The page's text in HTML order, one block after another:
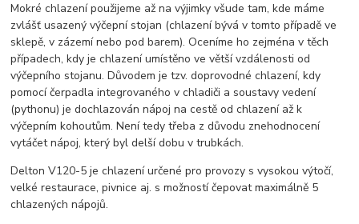
Mokré chlazení použijeme až na výjimky všude tam, kde máme
zvlášť usazený výčepní stojan (chlazení bývá v tomto případě ve
sklepě, v zázemí nebo pod barem). Oceníme ho zejména v těch
případech, kdy je chlazení umístěno ve větší vzdálenosti od
výčepního stojanu. Důvodem je tzv. doprovodné chlazení, kdy
pomocí čerpadla integrovaného v chladiči a soustavy vedení
(pythonu) je dochlazován nápoj na cestě od chlazení až k
výčepním kohoutům. Není tedy třeba z důvodu znehodnocení
vytáčet nápoj, který byl delší dobu v trubkách.
Delton V120-5 je chlazení určené pro provozy s vysokou výtočí,
velké restaurace, pivnice aj. s možností čepovat maximálně 5
chlazených nápojů.